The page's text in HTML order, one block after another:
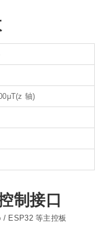
轴)
制接口
/ ESP32 等主控板